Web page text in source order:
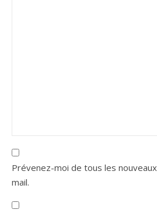
Prévenez-moi de tous les
mail.